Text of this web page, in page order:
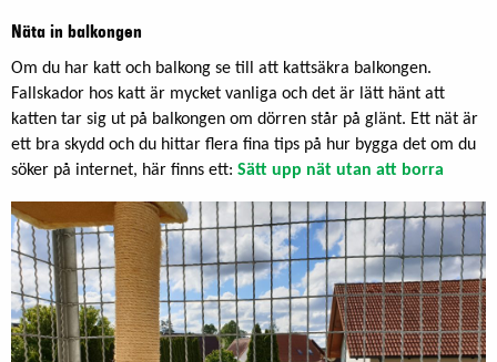
Näta in balkongen
Om du har katt och balkong se till att kattsäkra balkongen.
Fallskador hos katt är mycket vanliga och det är lätt hänt att
katten tar sig ut på balkongen om dörren står på glänt. Ett nät är
ett bra skydd och du hittar flera fina tips på hur bygga det om du
söker på internet, här finns ett: Sätt upp nät utan att borra